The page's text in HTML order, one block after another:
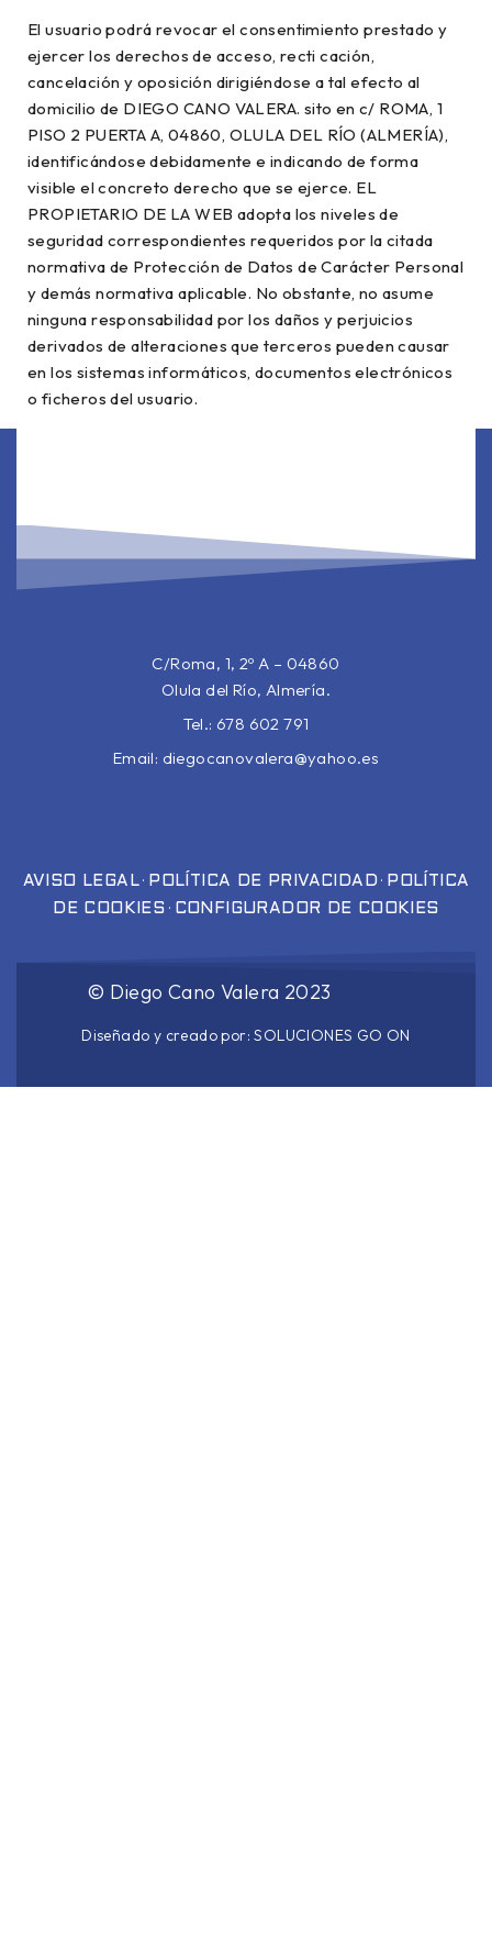
El usuario podrá revocar el consentimiento prestado y
ejercer los derechos de acceso, recti cación,
cancelación y oposición dirigiéndose a tal efecto al
domicilio de DIEGO CANO VALERA. sito en c/ ROMA, 1
PISO 2 PUERTA A, 04860, OLULA DEL RÍO (ALMERÍA),
identificándose debidamente e indicando de forma
visible el concreto derecho que se ejerce. EL
PROPIETARIO DE LA WEB adopta los niveles de
seguridad correspondientes requeridos por la citada
normativa de Protección de Datos de Carácter Personal
y demás normativa aplicable. No obstante, no asume
ninguna responsabilidad por los daños y perjuicios
derivados de alteraciones que terceros pueden causar
en los sistemas informáticos, documentos electrónicos
o ficheros del usuario.
C/Roma, 1, 2º A – 04860
Olula del Río, Almería.
Tel.: 678 602 791
Email: diegocanovalera@yahoo.es
AVISO LEGAL· POLÍTICA DE PRIVACIDAD · POLÍTICA
DE COOKIES · CONFIGURADOR DE COOKIES
© Diego Cano Valera 2023
Diseñado y creado por:SOLUCIONES GO ON